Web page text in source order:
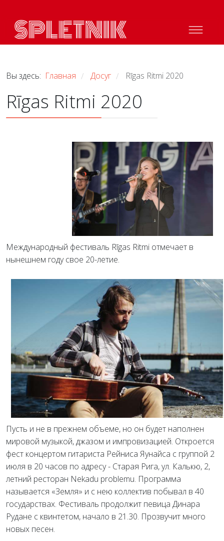
Вы здесь: Главная / Досуг / Rīgas Ritmi 2020
Rīgas Ritmi 2020
Международный фестиваль Rīgas Ritmi отмечает в
нынешнем году свое 20-летие.
Пусть и не в прежнем объеме, но он будет наполнен
мировой музыкой, джазом и импровизацией. Откроется
фест концертом гитариста Рейниса Яунайса с группой 2
июля в 20 часов по адресу - Старая Рига, ул. Калькю, 2,
летний ресторан Nekadu problemu. Программа
называется «Земля» и с нею коллектив побывал в 40
государствах. Фестиваль продолжит певица Динара
Рудане с квинтетом, начало в 21.30. Прозвучит много
новых песен.